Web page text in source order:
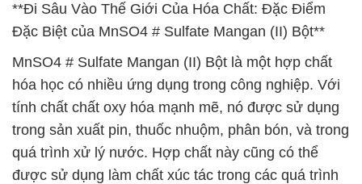
**Đi Sâu Vào Thế Giới Của Hóa Chất: Đặc Điểm
Đặc Biệt của MnSO4 # Sulfate Mangan (II) Bột**
MnSO4 # Sulfate Mangan (II) Bột là một hợp chất
hóa học có nhiều ứng dụng trong công nghiệp. Với
tính chất chất oxy hóa mạnh mẽ, nó được sử dụng
trong sản xuất pin, thuốc nhuộm, phân bón, và trong
quá trình xử lý nước. Hợp chất này cũng có thể
được sử dụng làm chất xúc tác trong các quá trình